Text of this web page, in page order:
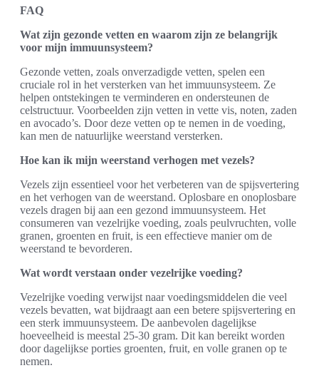
FAQ
Wat zijn gezonde vetten en waarom zijn ze belangrijk
voor mijn immuunsysteem?
Gezonde vetten, zoals onverzadigde vetten, spelen een
cruciale rol in het versterken van het immuunsysteem. Ze
helpen ontstekingen te verminderen en ondersteunen de
celstructuur. Voorbeelden zijn vetten in vette vis, noten, zaden
en avocado’s. Door deze vetten op te nemen in de voeding,
kan men de natuurlijke weerstand versterken.
Hoe kan ik mijn weerstand verhogen met vezels?
Vezels zijn essentieel voor het verbeteren van de spijsvertering
en het verhogen van de weerstand. Oplosbare en onoplosbare
vezels dragen bij aan een gezond immuunsysteem. Het
consumeren van vezelrijke voeding, zoals peulvruchten, volle
granen, groenten en fruit, is een effectieve manier om de
weerstand te bevorderen.
Wat wordt verstaan onder vezelrijke voeding?
Vezelrijke voeding verwijst naar voedingsmiddelen die veel
vezels bevatten, wat bijdraagt aan een betere spijsvertering en
een sterk immuunsysteem. De aanbevolen dagelijkse
hoeveelheid is meestal 25-30 gram. Dit kan bereikt worden
door dagelijkse porties groenten, fruit, en volle granen op te
nemen.